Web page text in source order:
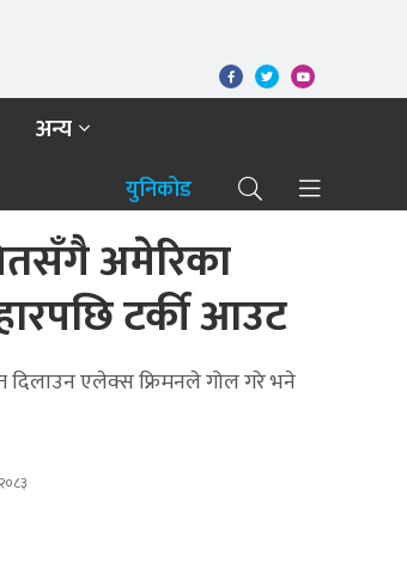
अन्य
युनिकोड
अमेरिका
टर्की आउट
दिलाउन एलेक्स फ्रिमनले गोल गरे भने